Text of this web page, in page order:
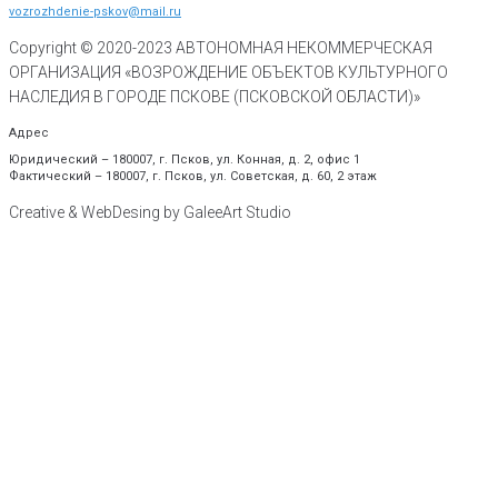
vozrozhdenie-pskov@mail.ru
Copyright © 2020-2023 АВТОНОМНАЯ НЕКОММЕРЧЕСКАЯ
ОРГАНИЗАЦИЯ «ВОЗРОЖДЕНИЕ ОБЪЕКТОВ КУЛЬТУРНОГО
НАСЛЕДИЯ В ГОРОДЕ ПСКОВЕ (ПСКОВСКОЙ ОБЛАСТИ)»
Адрес
Юридический – 180007, г. Псков, ул. Конная, д. 2, офис 1
Фактический – 180007, г. Псков, ул. Советская, д. 60, 2 этаж
Creative & WebDesing by GaleeArt Studio